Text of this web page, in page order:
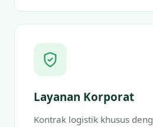
Layanan Korporat
Kontrak logistik khusus